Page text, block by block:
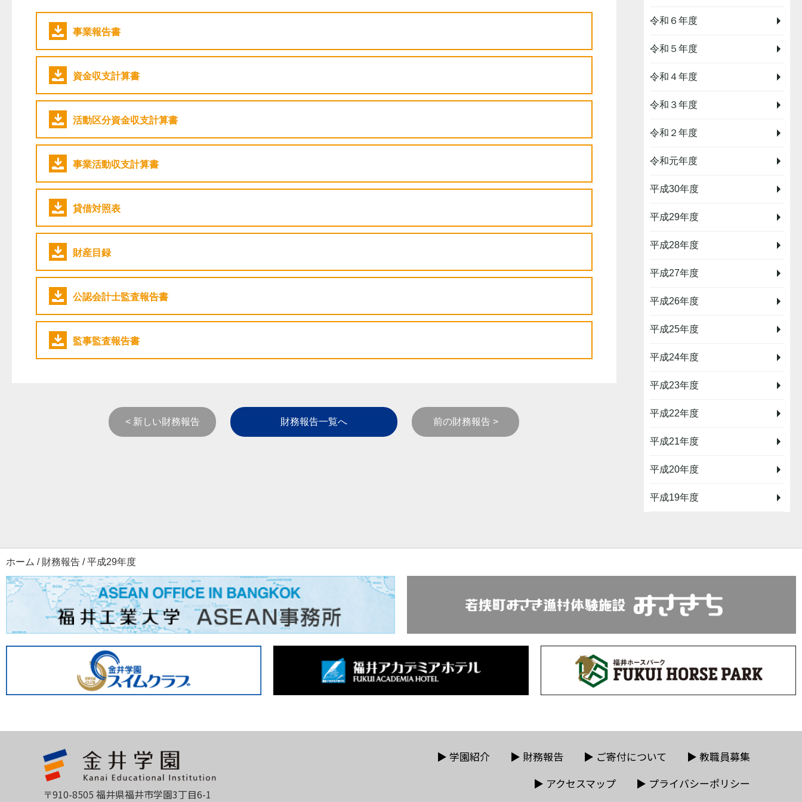
事業報告書
資金収支計算書
活動区分資金収支計算書
事業活動収支計算書
貸借対照表
財産目録
公認会計士監査報告書
監事監査報告書
< 新しい財務報告 財務報告一覧へ 前の財務報告 >
令和６年度
令和５年度
令和４年度
令和３年度
令和２年度
令和元年度
平成30年度
平成29年度
平成28年度
平成27年度
平成26年度
平成25年度
平成24年度
平成23年度
平成22年度
平成21年度
平成20年度
平成19年度
ホーム / 財務報告 /平成29年度
▶ 学園紹介 ▶ 財務報告 ▶ ご寄付について ▶ 教職員募集
▶ アクセスマップ ▶ プライバシーポリシー
〒910-8505 福井県福井市学園3丁目6-1